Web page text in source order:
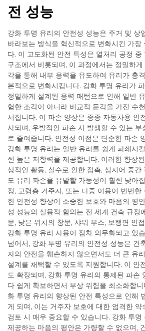
전 성능
강화 투명 유리의 안전성 성능은 주거 및 상
바라보는 방식을 혁신적으로 변화시킨 가장
다. 이 고도화된 안전 특성은 열처리 공정
구조에서 비롯되며, 이 과정에서는 정밀하
각을 통해 내부 응력을 유도하여 유리가 충
본적으로 변화시킵니다. 강화 투명 유리가
정밀하게 설계된 응력 패턴으로 인해 일반
험한 조각이 아니라 비교적 둔각을 가진 수
서집니다. 이 파손 양상은 종종 자동차용 안
사되며, 우발적인 파손 시 발생할 수 있는 부
로 줄여줍니다. 안전성 이점은 단순한 파손
강화 투명 유리는 일반 유리를 쉽게 파쇄시
씬 높은 저항력을 제공합니다. 이러한 향상
상적인 활동, 실수로 인한 접촉, 심지어 중간
도 유리 파손을 유발할 가능성이 훨씬 낮아
정, 고령층 거주자, 또는 다중 이용이 빈번한
한 안전성 향상이 소중한 보호와 마음의 평
성 성능의 실용적 함의는 전 세계 건축 규정
문, 낮은 위치의 창문, 샤워 부스, 보행면 인
강화 투명 유리 사용이 점차 의무화되고 있
넘어서, 강화 투명 유리의 안전성 성능은 건
자의 안전을 훼손하지 않으면서도 더 큰 유
설계를 채택할 수 있도록 지원합니다. 이 안
도 확장되며, 강화 투명 유리의 통제된 파손
다 쉽게 확보하면서 부상 위험을 최소화합
화 투명 유리의 향상된 안전 특성으로 인해
게 되며, 이는 거주자 보호에 대한 엄격한 약
검토 시 매우 중요할 수 있습니다. 강화 투명
제공하는 마음의 평안은 가량할 수 없으며,